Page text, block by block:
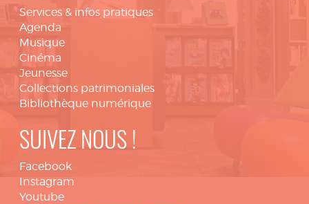
Services & infos pratiques
Agenda
Musique
Cinéma
Jeunesse
Collections patrimoniales
Bibliothèque numérique
SUIVEZ NOUS !
Facebook
Instagram
Youtube